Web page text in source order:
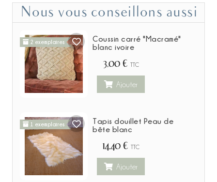
Nous vous conseillons aussi
2 exemplaires
Coussin carré "Macramé"
blanc ivoire
3,00 € TTC
Ajouter
1 exemplaires
Tapis douillet Peau de
bête blanc
14,40 € TTC
Ajouter